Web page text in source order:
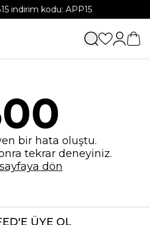
indirim kodu: APP15
bir hata oluştu.
tekrar deneyiniz.
dön
ÜYE OL